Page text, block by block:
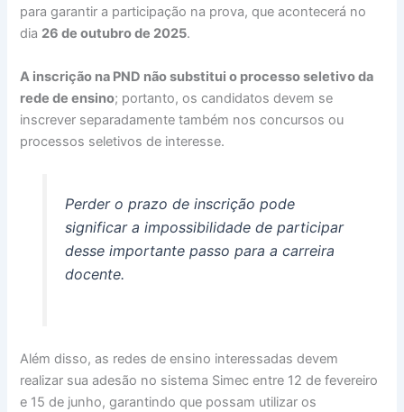
para garantir a participação na prova, que acontecerá no
dia 26 de outubro de 2025.
A inscrição na PND não substitui o processo seletivo da
rede de ensino; portanto, os candidatos devem se
inscrever separadamente também nos concursos ou
processos seletivos de interesse.
Perder o prazo de inscrição pode
significar a impossibilidade de participar
desse importante passo para a carreira
docente.
Além disso, as redes de ensino interessadas devem
realizar sua adesão no sistema Simec entre 12 de fevereiro
e 15 de junho, garantindo que possam utilizar os